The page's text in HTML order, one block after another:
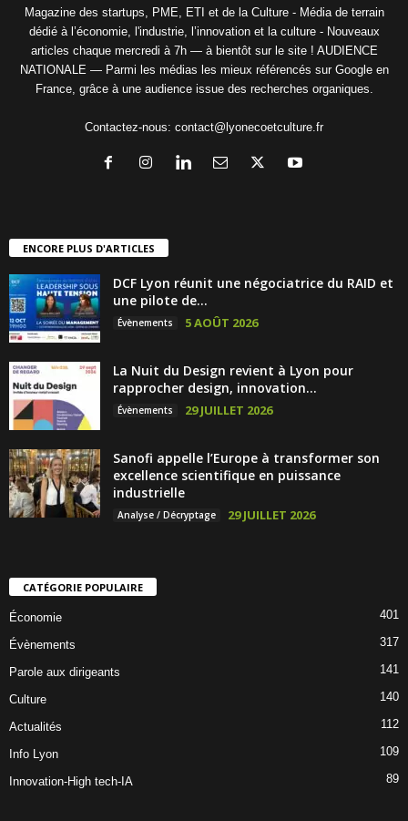
Magazine des startups, PME, ETI et de la Culture - Média de terrain
dédié à l’économie, l'industrie, l’innovation et la culture - Nouveaux
articles chaque mercredi à 7h — à bientôt sur le site ! AUDIENCE
NATIONALE — Parmi les médias les mieux référencés sur Google en
France, grâce à une audience issue des recherches organiques.
Contactez-nous: contact@lyonecoetculture.fr
ENCORE PLUS D'ARTICLES
DCF Lyon réunit une négociatrice du RAID et
une pilote de...
Évènements 5 AOÛT 2026
La Nuit du Design revient à Lyon pour
rapprocher design, innovation...
Évènements 29 JUILLET 2026
Sanofi appelle l’Europe à transformer son
excellence scientifique en puissance
industrielle
Analyse / Décryptage 29 JUILLET 2026
CATÉGORIE POPULAIRE
Économie 401
Évènements 317
Parole aux dirigeants 141
Culture 140
Actualités 112
Info Lyon 109
Innovation-High tech-IA 89